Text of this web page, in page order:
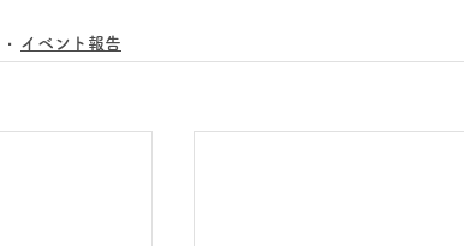
イベント報告